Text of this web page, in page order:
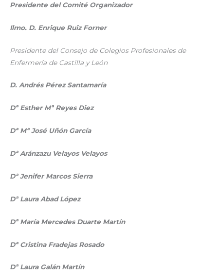
Presidente del Comité Organizador
Ilmo. D. Enrique Ruiz Forner
Presidente del Consejo de Colegios Profesionales de
Enfermería de Castilla y León
D. Andrés Pérez Santamaría
Dª Esther Mª Reyes Diez
Dª Mª José Uñón García
Dª Aránzazu Velayos Velayos
Dª Jenifer Marcos Sierra
Dª Laura Abad López
Dª María Mercedes Duarte Martín
Dª Cristina Fradejas Rosado
Dª Laura Galán Martín